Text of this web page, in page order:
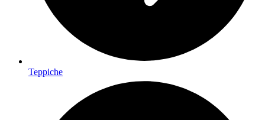
Teppiche